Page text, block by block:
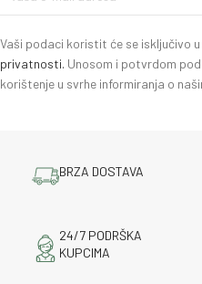
Vaši podaci koristit će se isključivo
privatnosti. Unosom i potvrdom
korištenje u svrhe informiranja o
BRZA DOSTAVA
24/7 PODRŠKA
KUPCIMA